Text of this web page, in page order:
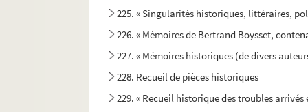
225. « Singularités historiques, littéraires,
226. « Mémoires de Bertrand Boysset,
227. « Mémoires historiques (de divers
228. Recueil de pièces historiques
229. « Recueil historique des troubles